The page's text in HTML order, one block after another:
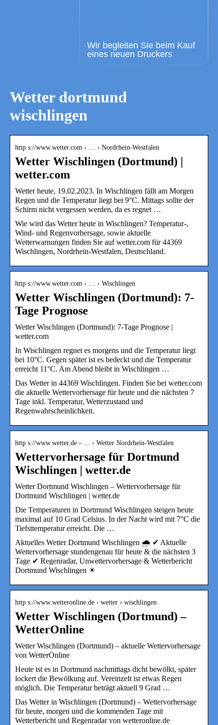
Wir begleiten Sie beim Kauf
eines neuen Druckers
Wetter dortmund
wischlingen
http s://www.wetter.com › … › Nordrhein-Westfalen
Wetter Wischlingen (Dortmund) |
wetter.com
Wetter heute, 19.02.2023. In Wischlingen fällt am Morgen
Regen und die Temperatur liegt bei 9°C. Mittags sollte der
Schirm nicht vergessen werden, da es regnet …
Wie wird das Wetter heute in Wischlingen? Temperatur-,
Wind- und Regenvorhersage, sowie aktuelle
Wetterwarnungen finden Sie auf wetter.com für 44369
Wischlingen, Nordrhein-Westfalen, Deutschland.
http s://www.wetter.com › … › Wischlingen
Wetter Wischlingen (Dortmund): 7-
Tage Prognose
Wetter Wischlingen (Dortmund): 7-Tage Prognose |
wetter.com
In Wischlingen regnet es morgens und die Temperatur liegt
bei 10°C. Gegen später ist es bedeckt und die Temperatur
erreicht 11°C. Am Abend bleibt in Wischlingen …
Das Wetter in 44369 Wischlingen. Finden Sie bei wetter.com
die aktuelle Wettervorhersage für heute und die nächsten 7
Tage inkl. Temperatur, Wetterzustand und
Regenwahrscheinlichkeit.
http s://www.wetter.de › … › Wetter Nordrhein-Westfalen
Wettervorhersage für Dortmund
Wischlingen | wetter.de
Wetter Dortmund Wischlingen – Wettervorhersage für
Dortmund Wischlingen | wetter.de
Die Temperaturen in Dortmund Wischlingen steigen heute
maximal auf 10 Grad Celsius. In der Nacht wird mit 7°C die
Tiefsttemperatur erreicht. Die …
Aktuelles Wetter Dortmund Wischlingen 🌧️ ✔ Aktuelle
Wettervorhersage stundengenau für heute & die nächsten 3
Tage ✔ Regenradar, Unwettervorhersage & Wetterbericht
Dortmund Wischlingen ☀
http s://www.wetteronline.de › wetter › wischlingen
Wetter Wischlingen (Dortmund) –
WetterOnline
Wetter Wischlingen (Dortmund) – aktuelle Wettervorhersage
von WetterOnline
Heute ist es in Dortmund nachmittags dicht bewölkt, später
lockert die Bewölkung auf. Vereinzelt ist etwas Regen
möglich. Die Temperatur beträgt aktuell 9 Grad …
Das Wetter in Wischlingen (Dortmund) – Wettervorhersage
für heute, morgen und die kommenden Tage mit
Wetterbericht und Regenradar von wetteronline.de